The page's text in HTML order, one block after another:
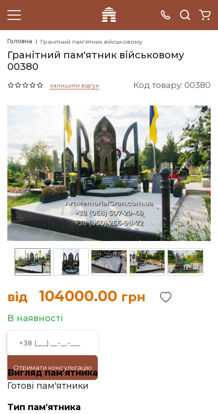
Головна Гранітний пам'ятник військовому
Гранітний пам'ятник військовому
00380
залишити відгук Код товару: 00380
від 104000.00 грн
В наявності
Отримати консультацію
Вигляд пам'ятника
Готові пам'ятники
Тип пам'ятника